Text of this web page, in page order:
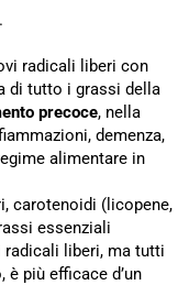
radicali liberi con
di tutto i grassi della
precoce, nella
demenza,
alimentare in
carotenoidi (licopene,
essenziali
radicali liberi, ma tutti
più efficace d’un